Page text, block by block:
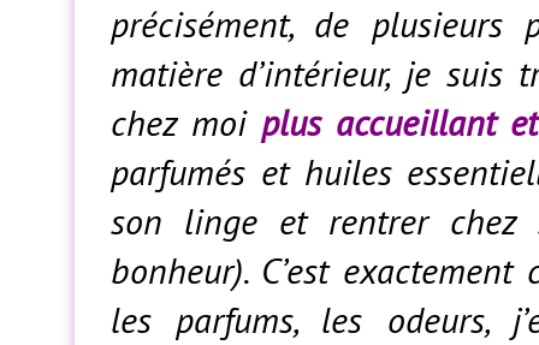
précisément, de plusieurs
matière d’intérieur, je
chez moi plus accueillant
parfumés et huiles
son linge et rentrer chez
bonheur). C’est
les parfums, les odeurs,